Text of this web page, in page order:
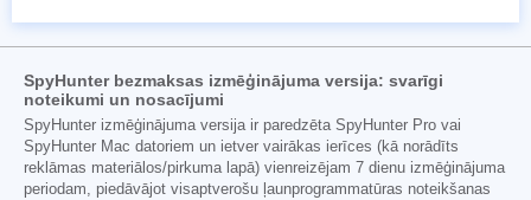
SpyHunter bezmaksas izmēģinājuma versija: svarīgi
noteikumi un nosacījumi
SpyHunter izmēģinājuma versija ir paredzēta SpyHunter Pro vai
SpyHunter Mac datoriem un ietver vairākas ierīces (kā norādīts
reklāmas materiālos/pirkuma lapā) vienreizējam 7 dienu izmēģinājuma
periodam, piedāvājot visaptverošu ļaunprogrammatūras noteikšanas